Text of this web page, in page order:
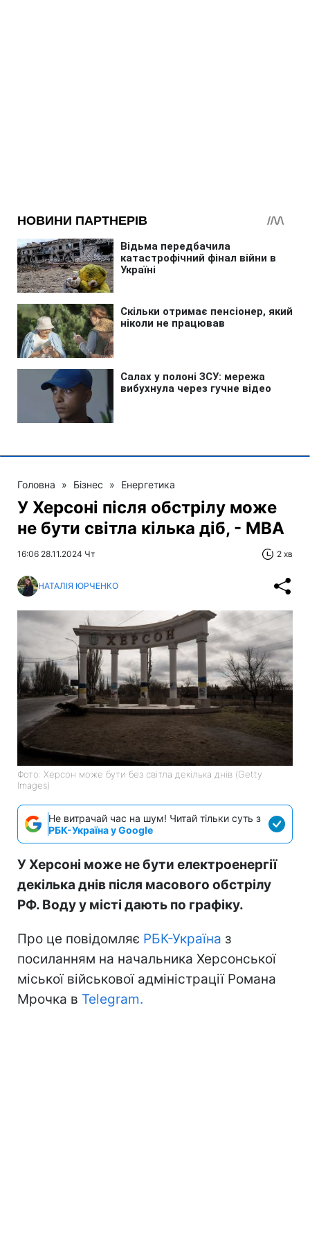
Головна » Бізнес » Енергетика
У Херсоні після обстрілу може
не бути світла кілька діб, - МВА
16:06 28.11.2024 Чт 2 хв
НАТАЛІЯ ЮРЧЕНКО
Фото: Херсон може бути без світла декілька днів (Getty
Images)
Не витрачай час на шум! Читай тільки суть з
РБК-Україна у Google
У Херсоні може не бути електроенергії
декілька днів після масового обстрілу
РФ. Воду у місті дають по графіку.
Про це повідомляє РБК-Україна з
посиланням на начальника Херсонської
міської військової адміністрації Романа
Мрочка в Telegram.